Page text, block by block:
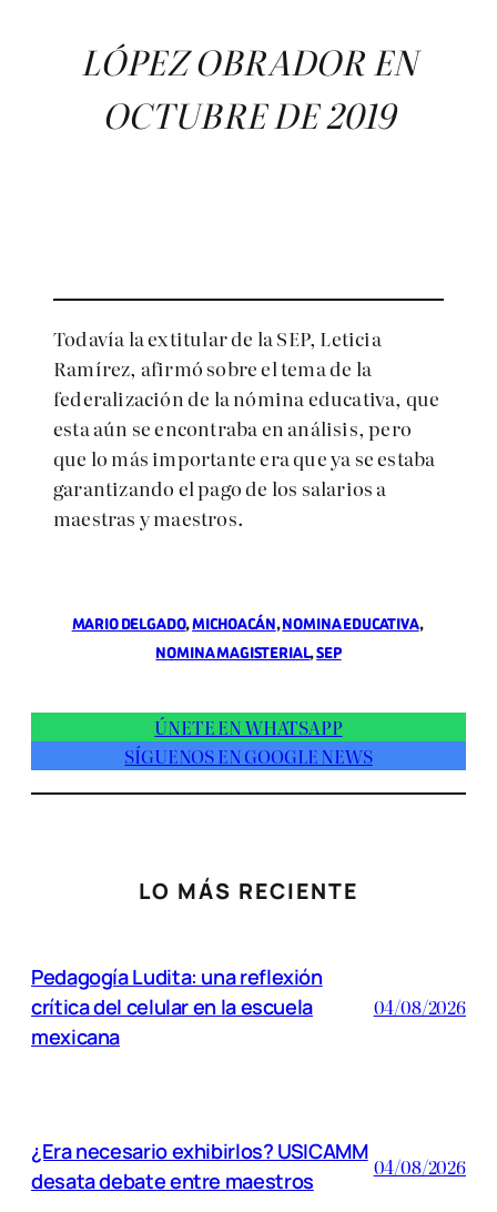
LÓPEZ OBRADOR EN
OCTUBRE DE 2019
Todavía la extitular de la SEP, Leticia
Ramírez, afirmó sobre el tema de la
federalización de la nómina educativa, que
esta aún se encontraba en análisis, pero
que lo más importante era que ya se estaba
garantizando el pago de los salarios a
maestras y maestros.
MARIO DELGADO, MICHOACÁN, NOMINA EDUCATIVA,
NOMINA MAGISTERIAL, SEP
ÚNETE EN WHATSAPP
SÍGUENOS EN GOOGLE NEWS
LO MÁS RECIENTE
Pedagogía Ludita: una reflexión
crítica del celular en la escuela
mexicana
04/08/2026
¿Era necesario exhibirlos? USICAMM
desata debate entre maestros
04/08/2026